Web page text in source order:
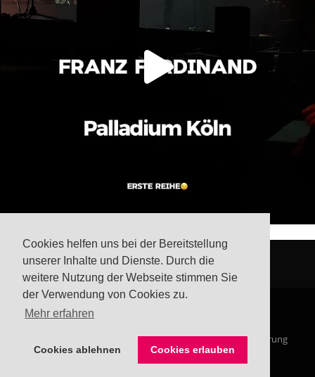
Cookies helfen uns bei der Bereitstellung
unserer Inhalte und Dienste. Durch die
weitere Nutzung der Webseite stimmen Sie
der Verwendung von Cookies zu.
Mehr erfahren
Cookies ablehnen Cookies erlauben
Impressum Datenschutzerklärung